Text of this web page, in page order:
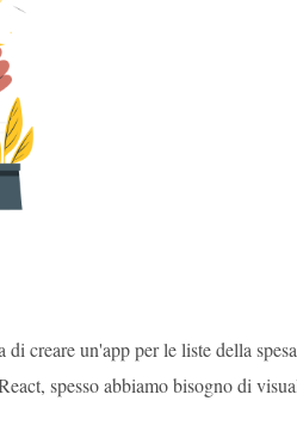
creare un'app per le liste della
spesso abbiamo bisogno di